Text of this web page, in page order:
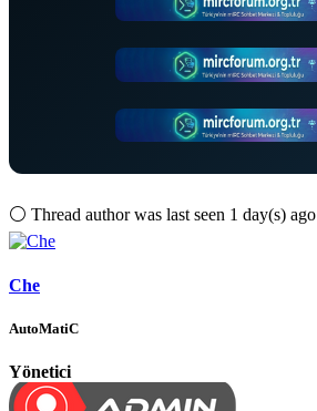
⚪ Thread author was last seen 1 day(s) ago
Che
AutoMatiC
Yönetici